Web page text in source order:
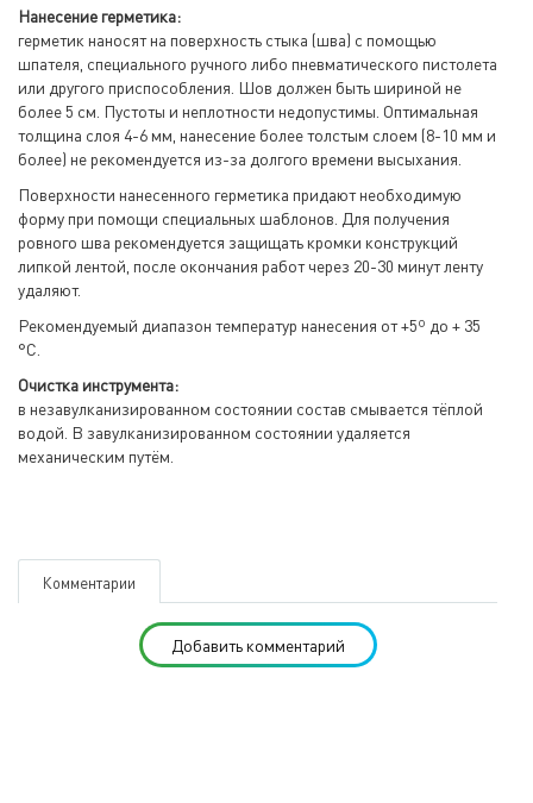
Нанесение герметика:
герметик наносят на поверхность стыка (шва) с помощью
шпателя, специального ручного либо пневматического пистолета
или другого приспособления. Шов должен быть шириной не
более 5 см. Пустоты и неплотности недопустимы. Оптимальная
толщина слоя 4-6 мм, нанесение более толстым слоем (8-10 мм и
более) не рекомендуется из-за долгого времени высыхания.
Поверхности нанесенного герметика придают необходимую
форму при помощи специальных шаблонов. Для получения
ровного шва рекомендуется защищать кромки конструкций
липкой лентой, после окончания работ через 20-30 минут ленту
удаляют.
Рекомендуемый диапазон температур нанесения от +5º до + 35
°С.
Очистка инструмента:
в незавулканизированном состоянии состав смывается тёплой
водой. В завулканизированном состоянии удаляется
механическим путём.
Комментарии
Добавить комментарий